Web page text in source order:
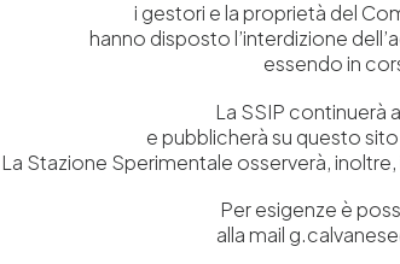
i gestori e la proprietà del
hanno disposto l’interdizione
essendo in
La SSIP continuerà
e pubblicherà su questo
La Stazione Sperimentale osserverà,
Per esigenze è
alla mail